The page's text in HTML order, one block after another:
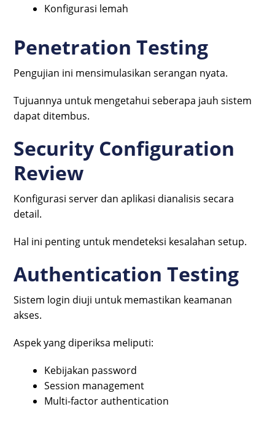
Konfigurasi lemah
Penetration Testing
Pengujian ini mensimulasikan serangan nyata.
Tujuannya untuk mengetahui seberapa jauh sistem
dapat ditembus.
Security Configuration
Review
Konfigurasi server dan aplikasi dianalisis secara
detail.
Hal ini penting untuk mendeteksi kesalahan setup.
Authentication Testing
Sistem login diuji untuk memastikan keamanan
akses.
Aspek yang diperiksa meliputi:
Kebijakan password
Session management
Multi-factor authentication